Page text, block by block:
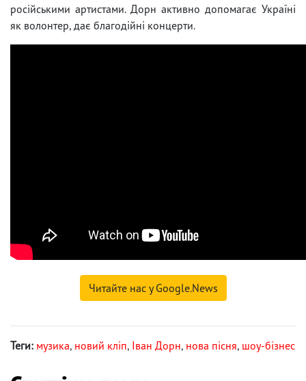
російськими артистами. Дорн активно допомагає Україні
як волонтер, дає благодійні концерти.
Читайте нас у Google.News
Теги: музика, новий кліп, Іван Дорн, нова пісня, шоу-бізнес